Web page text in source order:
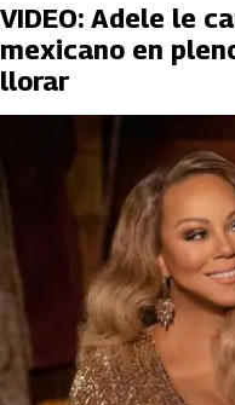
VIDEO: Adele le
mexicano en
llorar